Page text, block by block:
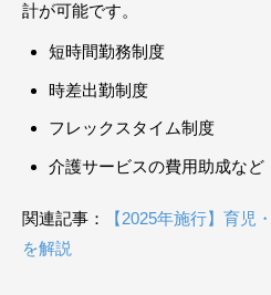
計が可能です。
短時間勤務制度
時差出勤制度
フレックスタイム制度
介護サービスの費用助成など
関連記事：
【2025年施行】育児
を解説